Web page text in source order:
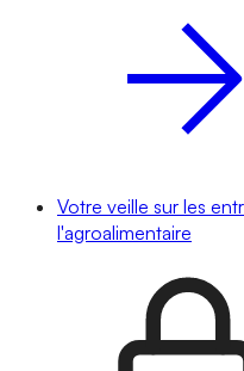
Votre veille sur les
l'agroalimentaire